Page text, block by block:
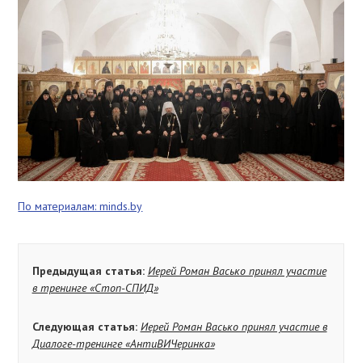
По материалам: minds.by
Предыдущая статья: Иерей Роман Васько принял участие
в тренинге «Стоп-СПИД»
Следующая статья: Иерей Роман Васько принял участие в
Диалоге-тренинге «АнтиВИЧеринка»